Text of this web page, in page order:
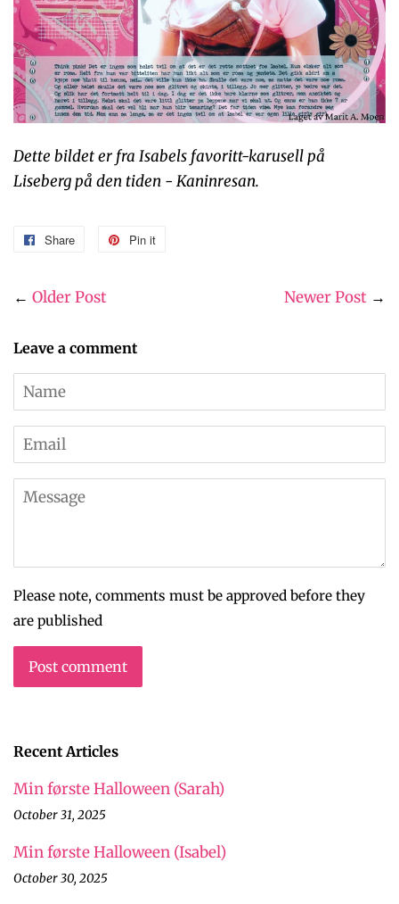
Dette bildet er fra Isabels favoritt-karusell på
Liseberg på den tiden - Kaninresan.
Share
Share
Facebook
Pin it
← Older Post Newer Post →
Leave a comment
Name
Email
Message
Please note, comments must be approved before they
are published
Recent Articles
Min første Halloween (Sarah)
October 31, 2025
Min første Halloween (Isabel)
October 30, 2025